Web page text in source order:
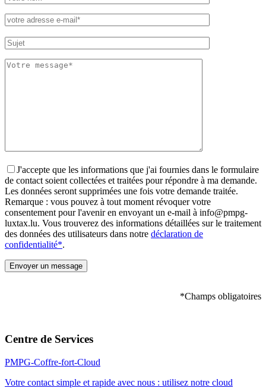
leave
field
J'accepte que les informations que j'ai fournies dans le formulaire
de contact soient collectées et traitées pour répondre à ma demande.
Les données seront supprimées une fois votre demande traitée.
Remarque : vous pouvez à tout moment révoquer votre
consentement pour l'avenir en envoyant un e-mail à info@pmpg-
luxtax.lu. Vous trouverez des informations détaillées sur le traitement
des données des utilisateurs dans notre déclaration de
confidentialité*.
*Champs obligatoires
leave
field
empty.
Centre de Services
PMPG-Coffre-fort-Cloud
Votre contact simple et rapide avec nous : utilisez notre cloud